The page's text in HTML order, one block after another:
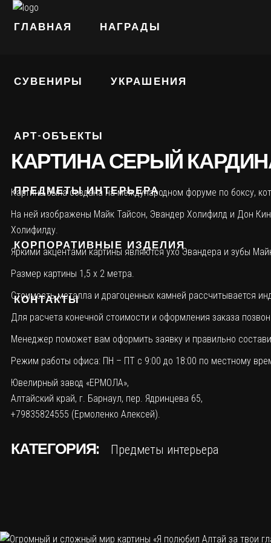
ГЛАВНАЯ НАГРАДЫ
СУВЕНИРЫ УКРАШЕНИЯ
АРТ-ОБЪЕКТЫ
ПРЕДМЕТЫ ИНТЕРЬЕРА
КОРПОРАТИВНЫЕ ИЗДЕЛИЯ
КОНТАКТЫ
КАРТИНА СЕРЫЙ
Картина была создана на международном форуме по боксу,
На ней изображены Майк Тайсон, Эвандер Холифилд и Дон
Холифилду.
Яркими акцентами картины являются ухо Эвандера и зубы
Размер картины 1,5 х 2 метра.
Стоимость металла и драгоценных камней рассчитывается
Для расчета конечной стоимости и оформления заказа
Менеджер поможет вам оформить заявку и правильно
Режим работы офиса: ПН – ПТ с 9:00 до 18:00 по местному
Ювелирный завод «ЕРМОЛА»,
Алтайский край, г. Барнаул, пер. Ядринцева 65,
+79835824555 (Ермоленко Алексей).
КАТЕГОРИЯ: Предметы интерьера